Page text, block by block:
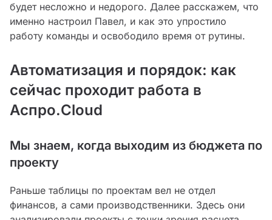
будет несложно и недорого. Далее расскажем, что
именно настроил Павел, и как это упростило
работу команды и освободило время от рутины.
Автоматизация и порядок: как
сейчас проходит работа в
Аспро.Cloud
Мы знаем, когда выходим из бюджета по
проекту
Раньше таблицы по проектам вел не отдел
финансов, а сами производственники. Здесь они